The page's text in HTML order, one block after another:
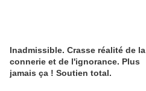
Inadmissible. Crasse réalité de la
connerie et de l'ignorance. Plus
jamais ça ! Soutien total.